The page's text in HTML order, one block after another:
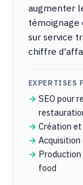
augmenter
témoignage
sur service
chiffre
EXPERTISES
SEO pour
Création
food